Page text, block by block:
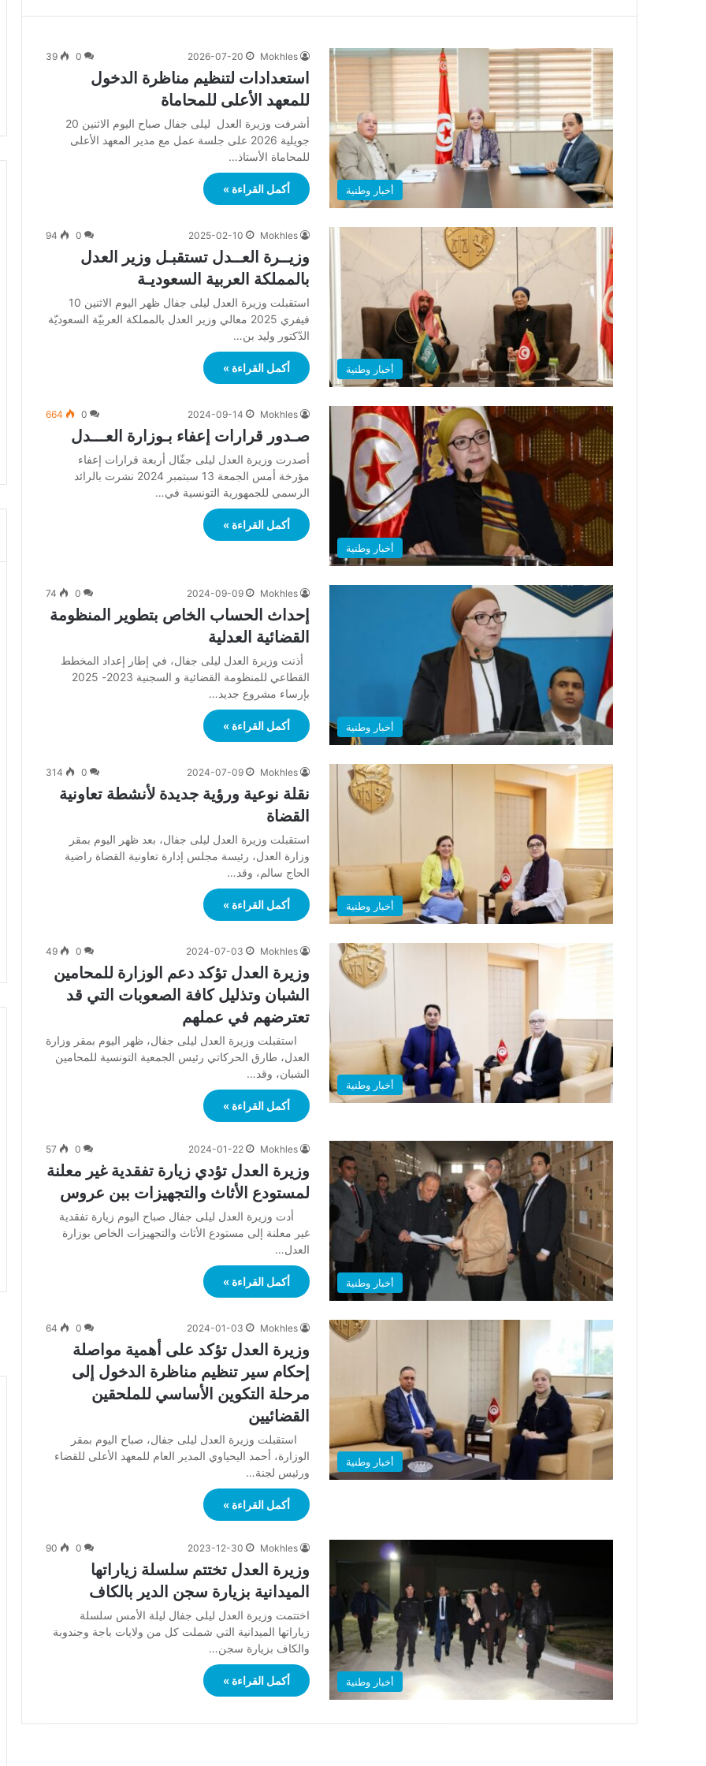
أخبار وطنية
Mokhles
2026-07-20
0
39
استعدادات لتنظيم مناظرة الدخول
للمعهد الأعلى للمحاماة
أشرفت وزيرة العدل ليلى جفال صباح اليوم الاثنين 20
جويلية 2026 على جلسة عمل مع مدير المعهد الأعلى
للمحاماة الأستاذ…
أكمل القراءة »
أخبار وطنية
Mokhles
2025-02-10
0
94
وزيــرة العــدل تستقبـل وزير العدل
بالمملكة العربية السعوديـة
استقبلت وزيرة العدل ليلى جفال ظهر اليوم الاثنين 10
فيفري 2025 معالي وزير العدل بالمملكة العربيّة السعوديّة
الدّكتور وليد بن…
أكمل القراءة »
أخبار وطنية
Mokhles
2024-09-14
0
664
صـدور قرارات إعفاء بـوزارة العـــدل
أصدرت وزيرة العدل ليلى جفّال أربعة قرارات إعفاء
مؤرخة أمس الجمعة 13 سبتمبر 2024 نشرت بالرائد
الرسمي للجمهورية التونسية في…
أكمل القراءة »
أخبار وطنية
Mokhles
2024-09-09
0
74
إحداث الحساب الخاص بتطوير المنظومة
القضائية العدلية
أذنت وزيرة العدل ليلى جفال، في إطار إعداد المخطط
القطاعي للمنظومة القضائية و السجنية 2023- 2025
بإرساء مشروع جديد…
أكمل القراءة »
أخبار وطنية
Mokhles
2024-07-09
0
314
نقلة نوعية ورؤية جديدة لأنشطة تعاونية
القضاة
استقبلت وزيرة العدل ليلى جفال، بعد ظهر اليوم بمقر
وزارة العدل، رئيسة مجلس إدارة تعاونية القضاة راضية
الحاج سالم، وقد…
أكمل القراءة »
أخبار وطنية
Mokhles
2024-07-03
0
49
وزيرة العدل تؤكد دعم الوزارة للمحامين
الشبان وتذليل كافة الصعوبات التي قد
تعترضهم في عملهم
استقبلت وزيرة العدل ليلى جفال، ظهر اليوم بمقر وزارة
العدل، طارق الحركاتي رئيس الجمعية التونسية للمحامين
الشبان، وقد…
أكمل القراءة »
أخبار وطنية
Mokhles
2024-01-22
0
57
وزيرة العدل تؤدي زيارة تفقدية غير معلنة
لمستودع الأثاث والتجهيزات ببن عروس
أدت وزيرة العدل ليلى جفال صباح اليوم زيارة تفقدية
غير معلنة إلى مستودع الأثاث والتجهيزات الخاص بوزارة
العدل…
أكمل القراءة »
أخبار وطنية
Mokhles
2024-01-03
0
64
وزيرة العدل تؤكد على أهمية مواصلة
إحكام سير تنظيم مناظرة الدخول إلى
مرحلة التكوين الأساسي للملحقين
القضائيين
استقبلت وزيرة العدل ليلى جفال، صباح اليوم بمقر
الوزارة، أحمد اليحياوي المدير العام للمعهد الأعلى للقضاء
ورئيس لجنة…
أكمل القراءة »
أخبار وطنية
Mokhles
2023-12-30
0
90
وزيرة العدل تختتم سلسلة زياراتها
الميدانية بزيارة سجن الدير بالكاف
اختتمت وزيرة العدل ليلى جفال ليلة الأمس سلسلة
زياراتها الميدانية التي شملت كل من ولايات باجة وجندوبة
والكاف بزيارة سجن…
أكمل القراءة »